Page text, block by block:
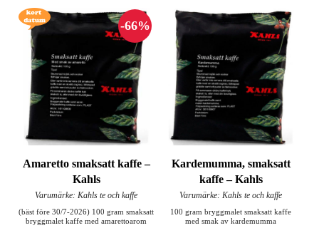
Amaretto smaksatt kaffe –
Kahls
Varumärke: Kahls te och kaffe
(bäst före 30/7-2026) 100 gram smaksatt
bryggmalet kaffe med amarettoarom
Kardemumma, smaksatt
kaffe – Kahls
Varumärke: Kahls te och kaffe
100 gram bryggmalet smaksatt kaffe
med smak av kardemumma